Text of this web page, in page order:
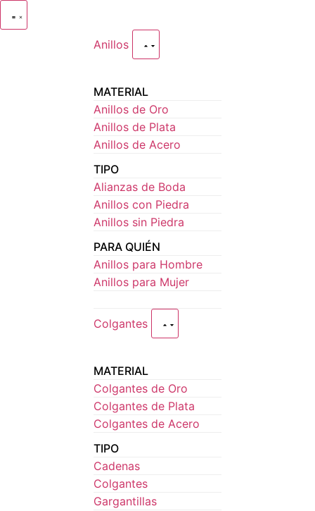
Anillos
MATERIAL
Anillos de Oro
Anillos de Plata
Anillos de Acero
TIPO
Alianzas de Boda
Anillos con Piedra
Anillos sin Piedra
PARA QUIÉN
Anillos para Hombre
Anillos para Mujer
Colgantes
MATERIAL
Colgantes de Oro
Colgantes de Plata
Colgantes de Acero
TIPO
Cadenas
Colgantes
Gargantillas